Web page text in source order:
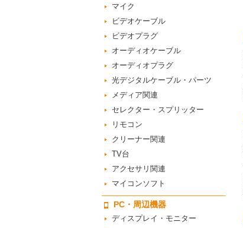
マイク
ビデオケーブル
ビデオプラグ
オーディオケーブル
オーディオプラグ
光デジタルケーブル・パーツ
メディア関連
セレクター・スプリッター
リモコン
クリーナー関連
TV台
アクセサリ関連
マイコンソフト
PC・周辺機器
ディスプレイ・モニター